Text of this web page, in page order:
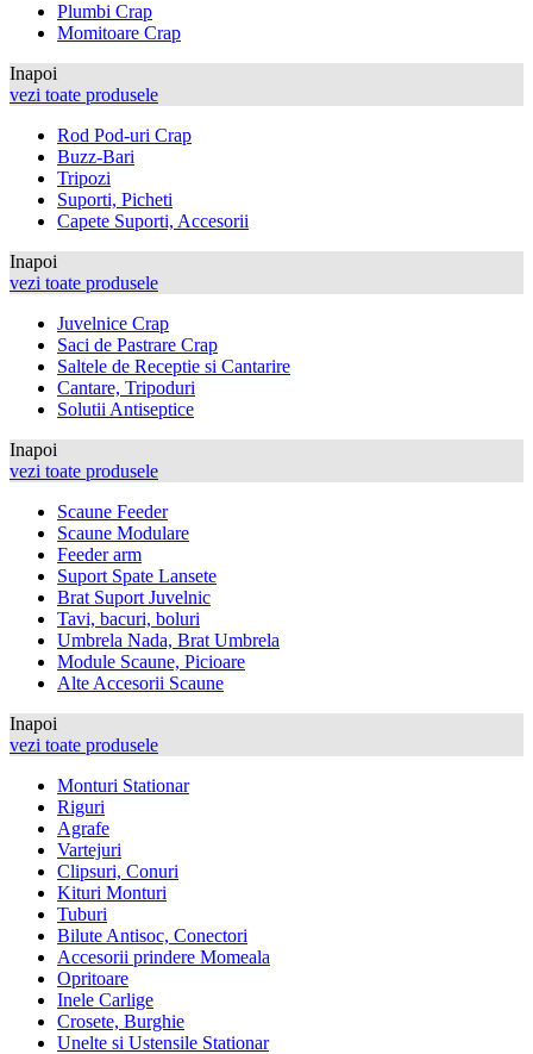
Plumbi Crap
Momitoare Crap
Inapoi
vezi toate produsele
Rod Pod-uri Crap
Buzz-Bari
Tripozi
Suporti, Picheti
Capete Suporti, Accesorii
Inapoi
vezi toate produsele
Juvelnice Crap
Saci de Pastrare Crap
Saltele de Receptie si Cantarire
Cantare, Tripoduri
Solutii Antiseptice
Inapoi
vezi toate produsele
Scaune Feeder
Scaune Modulare
Feeder arm
Suport Spate Lansete
Brat Suport Juvelnic
Tavi, bacuri, boluri
Umbrela Nada, Brat Umbrela
Module Scaune, Picioare
Alte Accesorii Scaune
Inapoi
vezi toate produsele
Monturi Stationar
Riguri
Agrafe
Vartejuri
Clipsuri, Conuri
Kituri Monturi
Tuburi
Bilute Antisoc, Conectori
Accesorii prindere Momeala
Opritoare
Inele Carlige
Crosete, Burghie
Unelte si Ustensile Stationar